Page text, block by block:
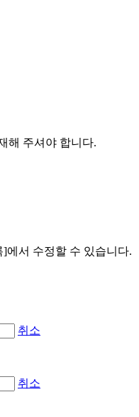
해 주셔야 합니다.
에서 수정할 수 있습니다.
취소
취소